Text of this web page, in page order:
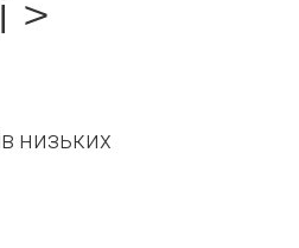
низьких